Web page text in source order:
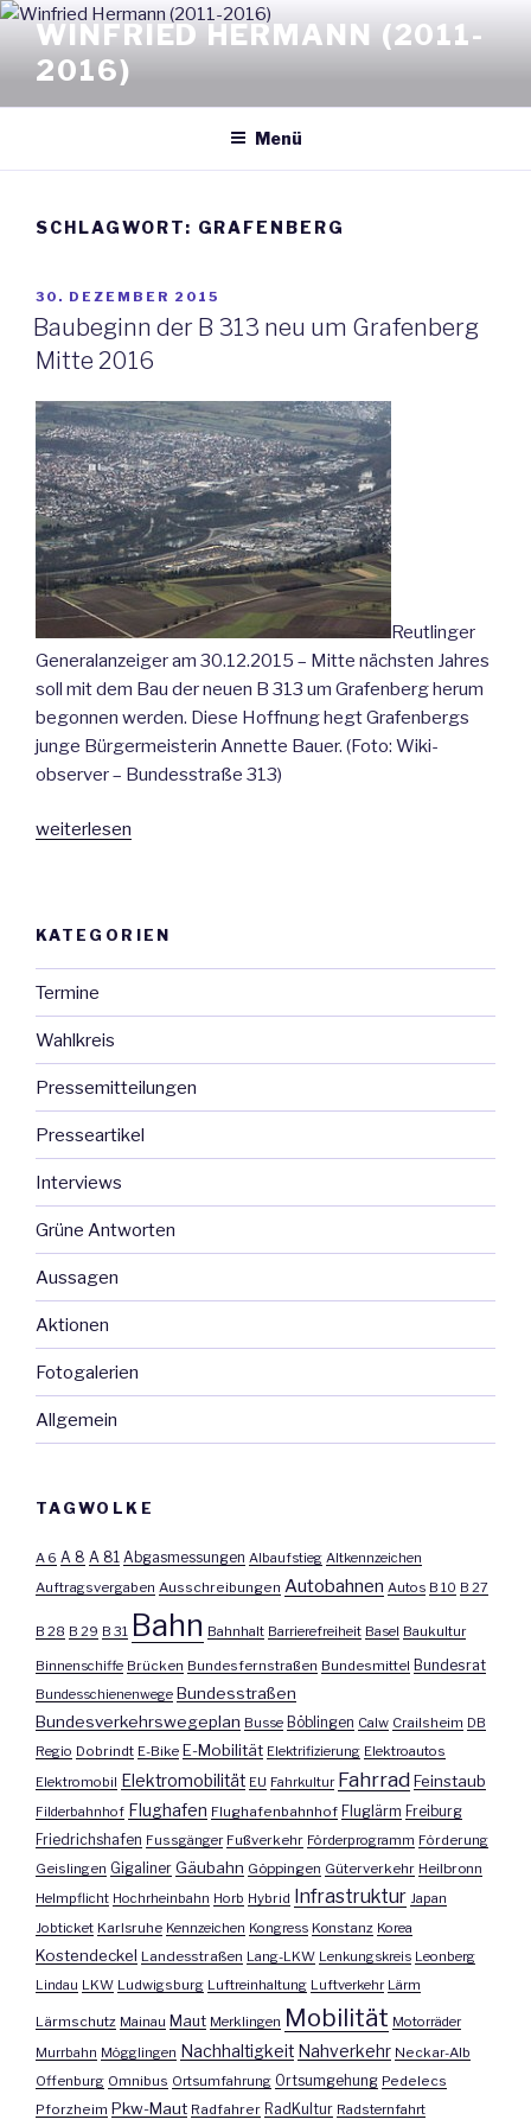
Zum
Inhalt
springen
WINFRIED HERMANN (2011-
2016)
Menü
SCHLAGWORT: GRAFENBERG
VERÖFFENTLICHT
AM
30. DEZEMBER 2015
Baubeginn der B 313 neu um Grafenberg
Mitte 2016
Reutlinger
Generalanzeiger am 30.12.2015 – Mitte nächsten Jahres
soll mit dem Bau der neuen B 313 um Grafenberg herum
begonnen werden. Diese Hoffnung hegt Grafenbergs
junge Bürgermeisterin Annette Bauer. (Foto: Wiki-
observer – Bundesstraße 313)
„Baubeginn
neu
um
Grafenberg
Mitte
weiterlesen
KATEGORIEN
Termine
Wahlkreis
Pressemitteilungen
Presseartikel
Interviews
Grüne Antworten
Aussagen
Aktionen
Fotogalerien
Allgemein
TAGWOLKE
A 6 A 8 A 81 Abgasmessungen Albaufstieg Altkennzeichen
Auftragsvergaben Ausschreibungen Autobahnen Autos B 10 B 27
B 28 B 29 B 31 Bahn Bahnhalt Barrierefreiheit Basel Baukultur
Binnenschiffe Brücken Bundesfernstraßen Bundesmittel Bundesrat
Bundesschienenwege Bundesstraßen
Bundesverkehrswegeplan Busse Böblingen Calw Crailsheim DB
Regio Dobrindt E-Bike E-Mobilität Elektrifizierung Elektroautos
Elektromobil Elektromobilität EU Fahrkultur FahrradFeinstaub
Filderbahnhof Flughafen Flughafenbahnhof Fluglärm Freiburg
Friedrichshafen Fussgänger Fußverkehr Förderprogramm Förderung
Geislingen Gigaliner Gäubahn Göppingen Güterverkehr Heilbronn
Helmpflicht Hochrheinbahn Horb Hybrid Infrastruktur Japan
Jobticket Karlsruhe Kennzeichen Kongress Konstanz Korea
Kostendeckel Landesstraßen Lang-LKW Lenkungskreis Leonberg
Lindau LKW Ludwigsburg Luftreinhaltung Luftverkehr Lärm
Lärmschutz Mainau Maut Merklingen Mobilität Motorräder
Murrbahn Mögglingen Nachhaltigkeit Nahverkehr Neckar-Alb
Offenburg Omnibus Ortsumfahrung Ortsumgehung Pedelecs
Pforzheim Pkw-Maut Radfahrer RadKultur Radsternfahrt